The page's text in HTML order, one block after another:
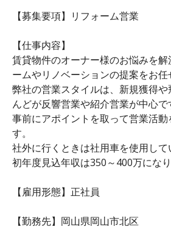
【募集要項】リフォーム営業
【仕事内容】
賃貸物件のオーナー様のお悩みを
ームやリノベーションの提案をお任
弊社の営業スタイルは、新規獲得
んどが反響営業や紹介営業が中心で
事前にアポイントを取って営業活動
す。
社外に行くときは社用車を使用して
初年度見込年収は350～400万になり
【雇用形態】正社員
【勤務先】岡山県岡山市北区